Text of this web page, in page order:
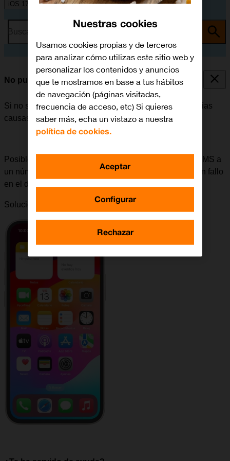
iOS 17
No puedo enviar ni recibir MMS
Si no se puede enviar ni recibir MMS, puede haber varias
causas posibles al problema.
Posible causa 4 de 4:
Si surgen problemas al enviar MMS a
un número determinado, se puede deber a que haya un fallo
en el dispositivo del destinatario.
Solución: Intentar enviar un MMS a otro número.
Nuestras cookies
Usamos cookies propias y de terceros
para analizar cómo utilizas este sitio web y
personalizar los contenidos y anuncios
que te mostramos en base a tus hábitos
de navegación (páginas visitadas,
frecuencia de acceso, etc) Si quieres
saber más, echa un vistazo a nuestra
política de cookies.
Configurar
Rechazar
Aceptar